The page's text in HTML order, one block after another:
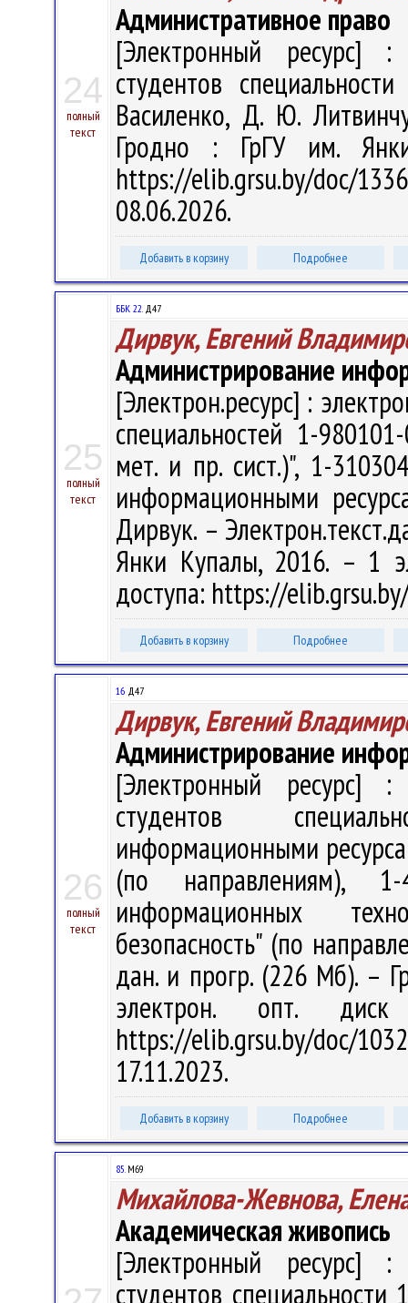
24
полный
текст
Административное право
[Электронный ресурс] :
студентов
Василенко, Д. Ю.
Гродно : ГрГУ им.
https://elib.grsu.by/doc/
08.06.2026.
Добавить в корзину Подробнее
25
полный
текст
ББК 22.Д47
Дирвук, Евгений
Администрирование
[Электрон.ресурс] :
специальностей 1-
мет. и пр. сист.)", 1-
информационными
Дирвук. –
Янки Купалы, 2016. – 1
доступа: https://
Добавить в корзину Подробнее
26
полный
текст
16 Д47
Дирвук, Евгений
Администрирование
[Электронный ресурс] :
студентов
информационными
(по направлениям), 1-
информационных
безопасность" (по
дан. и прогр. (226 Мб). –
электрон. опт.
https://elib.grsu.by/doc/
17.11.2023.
Добавить в корзину Подробнее
85.М69
Михайлова-Жевнова,
Академическая живопись
[Электронный ресурс] :
студентов